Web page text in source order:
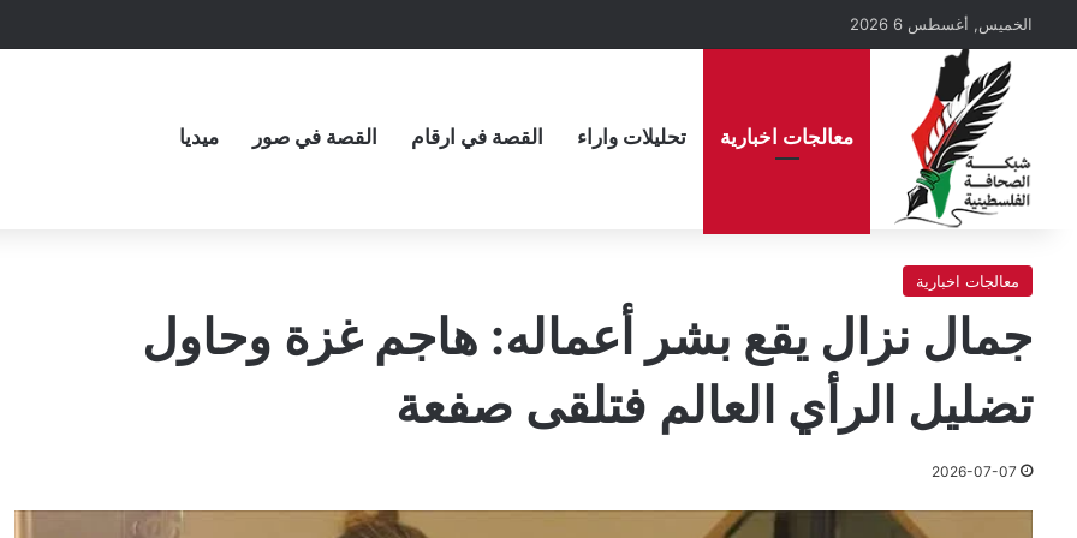
الخميس, أغسطس 6 2026
معالجات اخبارية تحليلات واراء القصة في ارقام القصة في صور ميديا
معالجات اخبارية
جمال نزال يقع بشر أعماله: هاجم غزة وحاول
تضليل الرأي العالم فتلقى صفعة
2026-07-07